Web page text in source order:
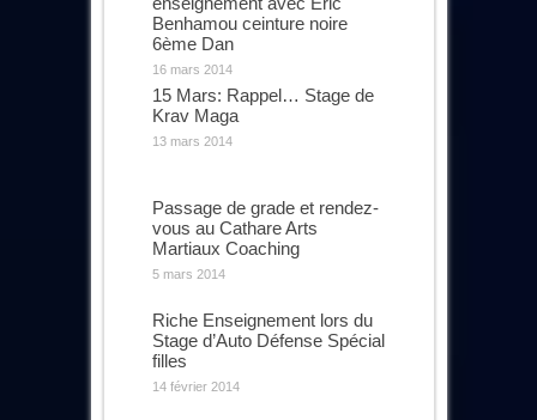
Benhamou ceinture noire
6ème Dan
16 mars 2014
15 Mars: Rappel… Stage de
Krav Maga
13 mars 2014
Passage de grade et rendez-
vous au Cathare Arts
Martiaux Coaching
5 mars 2014
Riche Enseignement lors du
Stage d’Auto Défense Spécial
filles
14 février 2014